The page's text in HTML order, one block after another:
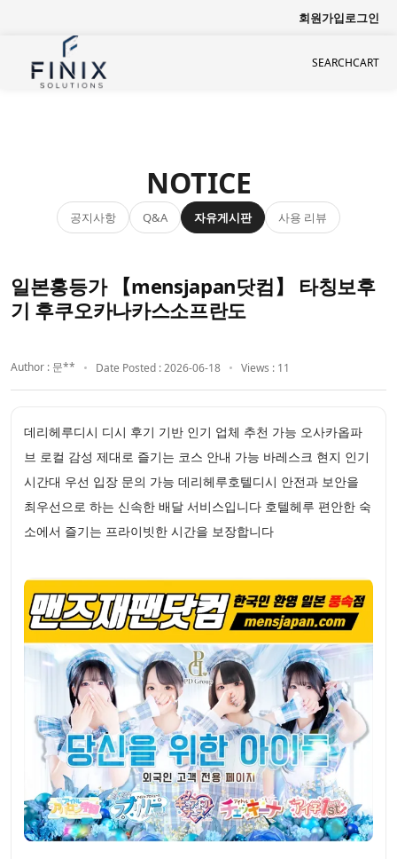
회원가입로그인
SEARCHCART
NOTICE
공지사항 Q&A 자유게시판 사용 리뷰
일본홍등가 【mensjapan닷컴】 타칭보후
기 후쿠오카나카스소프란도
Author : 문** Date Posted : 2026-06-18 Views : 11
데리헤루디시 디시 후기 기반 인기 업체 추천 가능 오사카옵파
브 로컬 감성 제대로 즐기는 코스 안내 가능 바레스크 현지 인기
시간대 우선 입장 문의 가능 데리헤루호텔디시 안전과 보안을
최우선으로 하는 신속한 배달 서비스입니다 호텔헤루 편안한 숙
소에서 즐기는 프라이빗한 시간을 보장합니다